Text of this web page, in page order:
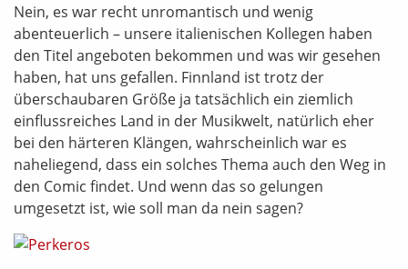
Nein, es war recht unromantisch und wenig
abenteuerlich – unsere italienischen Kollegen haben
den Titel angeboten bekommen und was wir gesehen
haben, hat uns gefallen. Finnland ist trotz der
überschaubaren Größe ja tatsächlich ein ziemlich
einflussreiches Land in der Musikwelt, natürlich eher
bei den härteren Klängen, wahrscheinlich war es
naheliegend, dass ein solches Thema auch den Weg in
den Comic findet. Und wenn das so gelungen
umgesetzt ist, wie soll man da nein sagen?